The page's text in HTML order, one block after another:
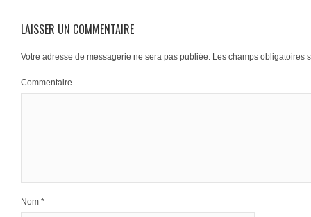
LAISSER UN COMMENTAIRE
Votre adresse de messagerie ne sera pas publiée. Les champs obligatoires
Commentaire
Nom *